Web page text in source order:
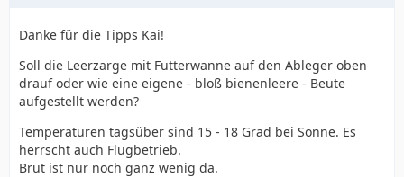
Danke für die Tipps Kai!
Soll die Leerzarge mit Futterwanne auf den Ableger oben
drauf oder wie eine eigene - bloß bienenleere - Beute
aufgestellt werden?
Temperaturen tagsüber sind 15 - 18 Grad bei Sonne. Es
herrscht auch Flugbetrieb.
Brut ist nur noch ganz wenig da.